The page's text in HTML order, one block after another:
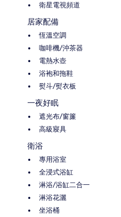
衛星電視頻道
居家配備
恆溫空調
咖啡機/沖茶器
電熱水壺
浴袍和拖鞋
熨斗/熨衣板
一夜好眠
遮光布/窗簾
高級寢具
衛浴
專用浴室
全浸式浴缸
淋浴/浴缸二合一
淋浴花灑
坐浴桶